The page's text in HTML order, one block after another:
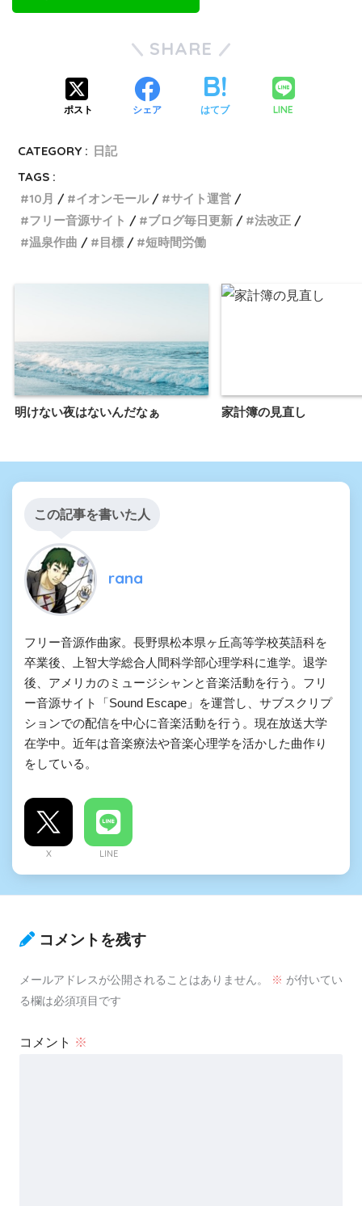
SHARE
ポスト シェア はてブ LINE
CATEGORY : 日記
TAGS :
10月
イオンモール
サイト運営
フリー音源サイト
ブログ毎日更新
法改正
温泉作曲
目標 短時間労働
明けない夜はないんだなぁ 家計簿の見直し
この記事を書いた人
rana
フリー音源作曲家。長野県松本県ヶ丘高等学校英語科を
卒業後、上智大学総合人間科学部心理学科に進学。退学
後、アメリカのミュージシャンと音楽活動を行う。フリ
ー音源サイト「Sound Escape」を運営し、サブスクリプ
ションでの配信を中心に音楽活動を行う。現在放送大学
在学中。近年は音楽療法や音楽心理学を活かした曲作り
をしている。
X LINE
コメントを残す
メールアドレスが公開されることはありません。 ※ が付いてい
る欄は必須項目です
コメント ※